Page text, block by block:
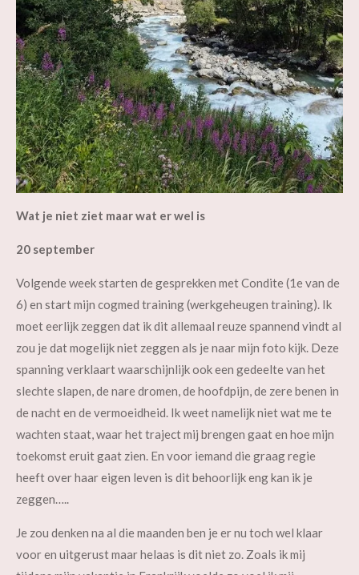
Wat je niet ziet maar wat er wel is
20 september
Volgende week starten de gesprekken met Condite (1e van de
6) en start mijn cogmed training (werkgeheugen training). Ik
moet eerlijk zeggen dat ik dit allemaal reuze spannend vindt al
zou je dat mogelijk niet zeggen als je naar mijn foto kijk. Deze
spanning verklaart waarschijnlijk ook een gedeelte van het
slechte slapen, de nare dromen, de hoofdpijn, de zere benen in
de nacht en de vermoeidheid. Ik weet namelijk niet wat me te
wachten staat, waar het traject mij brengen gaat en hoe mijn
toekomst eruit gaat zien. En voor iemand die graag regie
heeft over haar eigen leven is dit behoorlijk eng kan ik je
zeggen…..
Je zou denken na al die maanden ben je er nu toch wel klaar
voor en uitgerust maar helaas is dit niet zo. Zoals ik mij